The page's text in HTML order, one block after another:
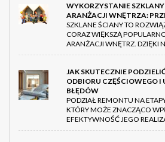
WYKORZYSTANIE
ARANŻACJI WNĘTRZA:
SZKLANE ŚCIANY TO
CORAZ WIĘKSZĄ
ARANŻACJI WNĘTRZ. DZIĘKI
JAK SKUTECZNIE
ODBIORU CZĘŚCIOWEGO
BŁĘDÓW
PODZIAŁ REMONTU NA
KTÓRY MOŻE ZNACZĄCO
EFEKTYWNOŚĆ JEGO